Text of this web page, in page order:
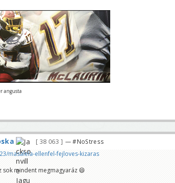
angusta
38 063 — #NoStress
masalela-ellenfel-fejloves-kizaras
sok mindent megmagyaráz 😄